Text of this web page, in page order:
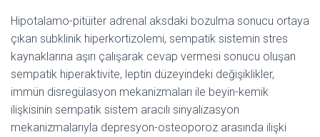
Hipotalamo-pitüiter adrenal aksdaki bozulma sonucu ortaya
çıkan subklinik hiperkortizolemi, sempatik sistemin stres
kaynaklarına aşırı çalışarak cevap vermesi sonucu oluşan
sempatik hiperaktivite, leptin düzeyindeki değişiklikler,
immün disregülasyon mekanizmaları ile beyin-kemik
ilişkisinin sempatik sistem aracılı sinyalizasyon
mekanizmalarıyla depresyon-osteoporoz arasında ilişki